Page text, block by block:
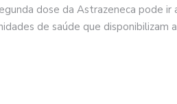
dose da Astrazeneca pode ir
de saúde que disponibilizam